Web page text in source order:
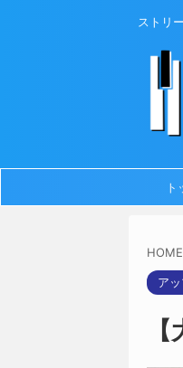
ストリ
ト
HOME
ア